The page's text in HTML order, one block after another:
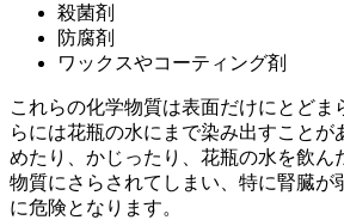
殺菌剤
防腐剤
ワックスやコーティング剤
これらの化学物質は表面だけにとどま
らには花瓶の水にまで染み出すことが
めたり、かじったり、花瓶の水を飲ん
物質にさらされてしまい、特に腎臓が
に危険となります。